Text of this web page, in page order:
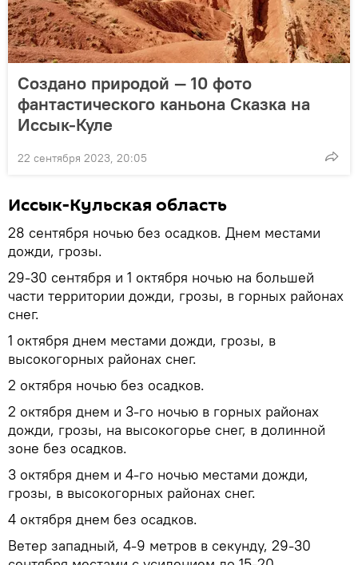
Создано природой — 10 фото
фантастического каньона Сказка на
Иссык-Куле
22 сентября 2023, 20:05
Иссык-Кульская область
28 сентября ночью без осадков. Днем местами
дожди, грозы.
29-30 сентября и 1 октября ночью на большей
части территории дожди, грозы, в горных районах
снег.
1 октября днем местами дожди, грозы, в
высокогорных районах снег.
2 октября ночью без осадков.
2 октября днем и 3-го ночью в горных районах
дожди, грозы, на высокогорье снег, в долинной
зоне без осадков.
3 октября днем и 4-го ночью местами дожди,
грозы, в высокогорных районах снег.
4 октября днем без осадков.
Ветер западный, 4-9 метров в секунду, 29-30